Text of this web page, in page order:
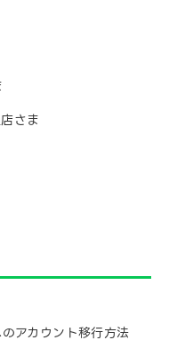
さま
アカウント移行方法